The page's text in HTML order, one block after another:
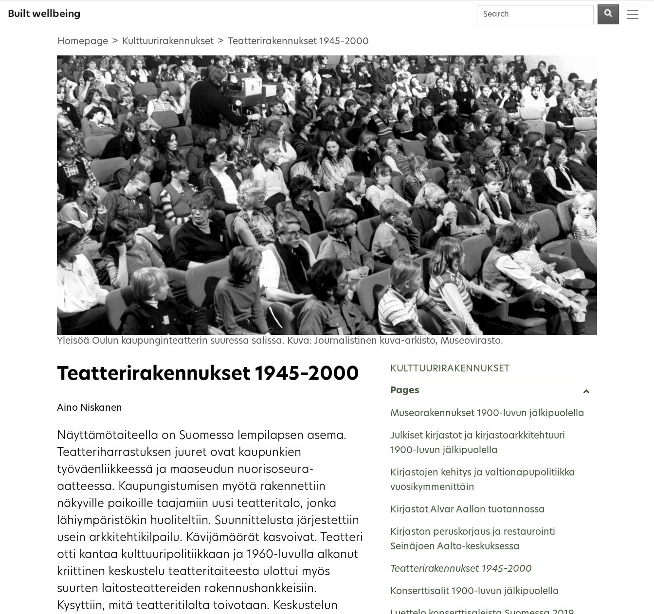
Built wellbeing
Homepage Kulttuurirakennukset Teatterirakennukset 1945–2000
Yleisöä Oulun kaupunginteatterin suuressa salissa. Kuva: Journalistinen kuva-arkisto, Museovirasto.
Teatterirakennukset 1945–2000
Aino Niskanen
Näyttämötaiteella on Suomessa lempilapsen asema.
Teatteriharrastuksen juuret ovat kaupunkien
työväenliikkeessä ja maaseudun nuorisoseura-
aatteessa. Kaupungistumisen myötä rakennettiin
näkyville paikoille taajamiin uusi teatteritalo, jonka
lähiympäristökin huoliteltiin. Suunnittelusta järjestettiin
usein arkkitehtikilpailu. Kävijämäärät kasvoivat. Teatteri
otti kantaa kulttuuripolitiikkaan ja 1960-luvulla alkanut
kriittinen keskustelu teatteritaiteesta ulottui myös
suurten laitosteattereiden rakennushankkeisiin.
Kysyttiin, mitä teatteritilalta toivotaan. Keskustelun
KULTTUURIRAKENNUKSET
Pages
Museorakennukset 1900-luvun jälkipuolella
Julkiset kirjastot ja kirjastoarkkitehtuuri
1900-luvun jälkipuolella
Kirjastojen kehitys ja valtionapupolitiikka
vuosikymmenittäin
Kirjastot Alvar Aallon tuotannossa
Kirjaston peruskorjaus ja restaurointi
Seinäjoen Aalto-keskuksessa
Teatterirakennukset 1945–2000
Konserttisalit 1900-luvun jälkipuolella